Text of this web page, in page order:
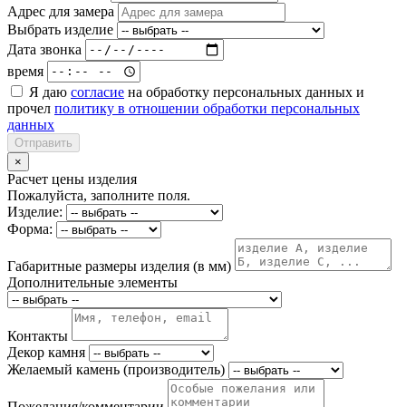
Адрес для замера
Выбрать изделие
Дата звонка
время
Я даю согласие на обработку персональных данных и
прочел политику в отношении обработки персональных
данных
Отправить
×
Расчет цены изделия
Пожалуйста, заполните поля.
Изделие:
Форма:
Габаритные размеры изделия (в мм)
Дополнительные элементы
Контакты
Декор камня
Желаемый камень (производитель)